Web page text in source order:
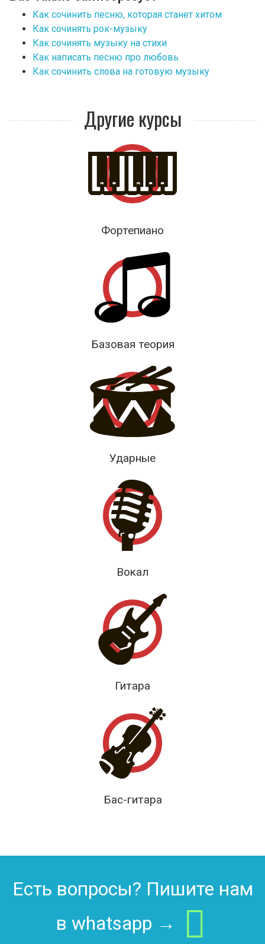
Как сочинить песню, которая станет хитом
Как сочинять рок-музыку
Как сочинять музыку на стихи
Как написать песню про любовь
Как сочинить слова на готовую музыку
Другие курсы
Фортепиано
Базовая теория
Ударные
Вокал
Гитара
Бас-гитара
Есть вопросы? Пишите нам
в whatsapp →